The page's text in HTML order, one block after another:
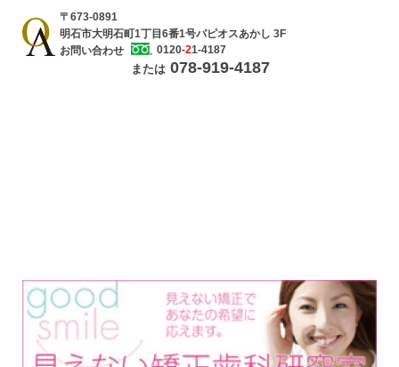
〒673-0891
明石市大明石町1丁目6番1号パピオスあかし 3F
お問い合わせ
0120-21-4187
または 078-919-4187